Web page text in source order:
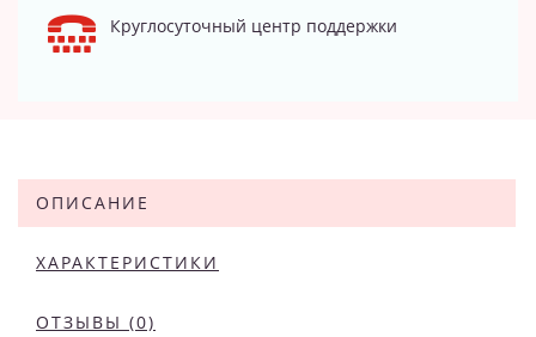
Круглосуточный центр поддержки
ОПИСАНИЕ
ХАРАКТЕРИСТИКИ
ОТЗЫВЫ (0)